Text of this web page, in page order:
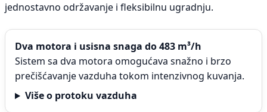
jednostavno održavanje i fleksibilnu ugradnju.
Dva motora i usisna snaga do 483 m³/h
Sistem sa dva motora omogućava snažno i brzo
prečišćavanje vazduha tokom intenzivnog kuvanja.
Više o protoku vazduha